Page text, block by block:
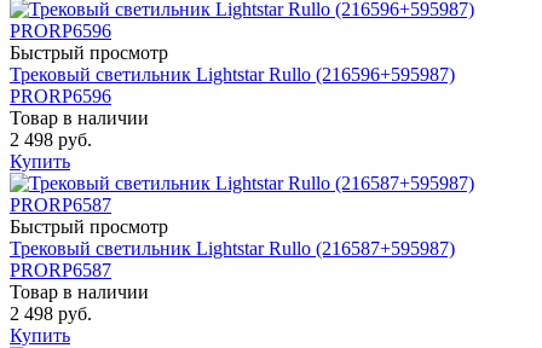
Быстрый просмотр
Трековый светильник Lightstar Rullo (216596+595987)
PRORP6596
Товар в наличии
2 498 руб.
Купить
Быстрый просмотр
Трековый светильник Lightstar Rullo (216587+595987)
PRORP6587
Товар в наличии
2 498 руб.
Купить